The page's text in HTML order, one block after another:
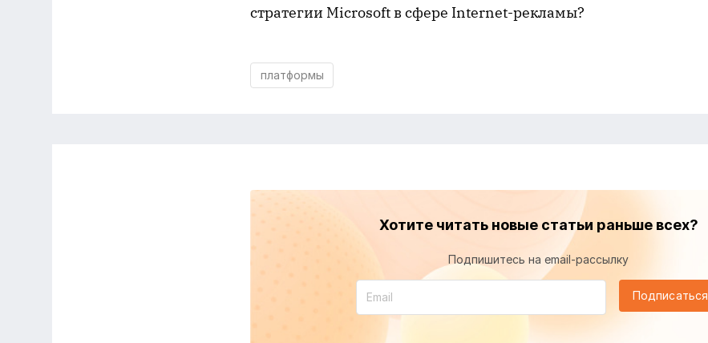
стратегии Microsoft в сфере Internet-рекламы?
платформы
Хотите читать новые статьи раньше всех?
Подпишитесь на email-рассылку
Подписаться